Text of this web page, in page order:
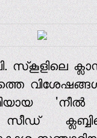
സ്‌കൂളിലെ